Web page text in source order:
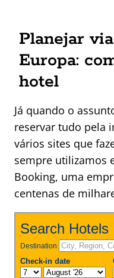
Planejar
Europa:
hotel
Já quando o
reservar tudo pela
vários sites que
sempre utilizamos
Booking, uma
centenas de